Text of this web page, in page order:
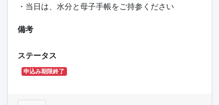
・当日は、水分と母子手帳をご持参ください
備考
ステータス
申込み期限終了